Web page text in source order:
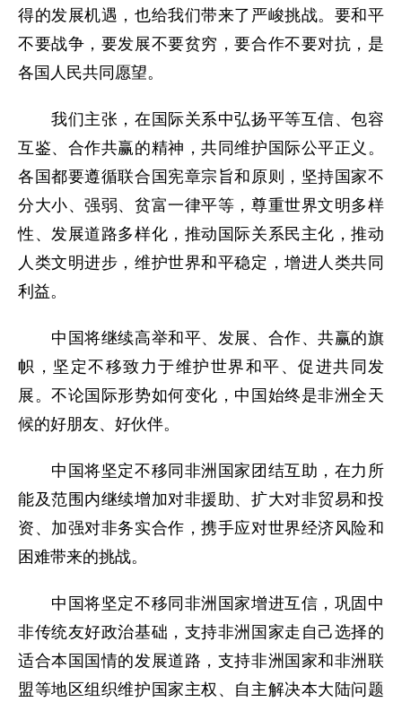
得的发展机遇，也给我们带来了严峻挑战。要和平
不要战争，要发展不要贫穷，要合作不要对抗，是
各国人民共同愿望。
我们主张，在国际关系中弘扬平等互信、包容
互鉴、合作共赢的精神，共同维护国际公平正义。
各国都要遵循联合国宪章宗旨和原则，坚持国家不
分大小、强弱、贫富一律平等，尊重世界文明多样
性、发展道路多样化，推动国际关系民主化，推动
人类文明进步，维护世界和平稳定，增进人类共同
利益。
中国将继续高举和平、发展、合作、共赢的旗
帜，坚定不移致力于维护世界和平、促进共同发
展。不论国际形势如何变化，中国始终是非洲全天
候的好朋友、好伙伴。
中国将坚定不移同非洲国家团结互助，在力所
能及范围内继续增加对非援助、扩大对非贸易和投
资、加强对非务实合作，携手应对世界经济风险和
困难带来的挑战。
中国将坚定不移同非洲国家增进互信，巩固中
非传统友好政治基础，支持非洲国家走自己选择的
适合本国国情的发展道路，支持非洲国家和非洲联
盟等地区组织维护国家主权、自主解决本大陆问题